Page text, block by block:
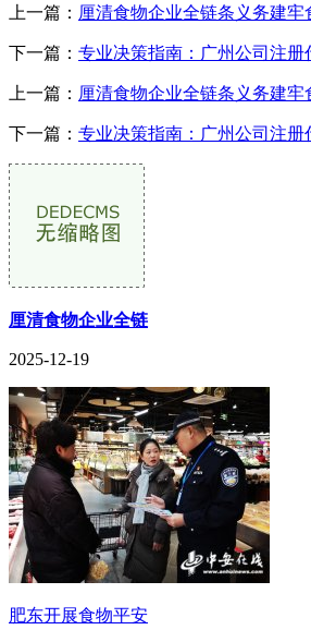
上一篇： 厘清食物企业全链条义务建牢
下一篇： 专业决策指南：广州公司注册
上一篇： 厘清食物企业全链条义务建牢
下一篇： 专业决策指南：广州公司注册
厘清食物企业全链
2025-12-19
肥东开展食物平安